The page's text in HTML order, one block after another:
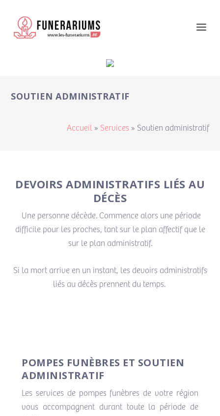
SOUTIEN ADMINISTRATIF
Accueil» Services » Soutien administratif
DEVOIRS ADMINISTRATIFS LIÉS AU
DÉCÈS
Une personne décède. Commence alors une période
difficile pour les proches, tant sur le plan affectif que le
sur le plan administratif.
Si la mort arrive en un instant, les devoirs administratifs
liés au décès prennent du temps.
POMPES FUNÈBRES ET SOUTIEN
ADMINISTRATIF
Les services de pompes funèbres de votre région
vous accompagnent durant toute la période de